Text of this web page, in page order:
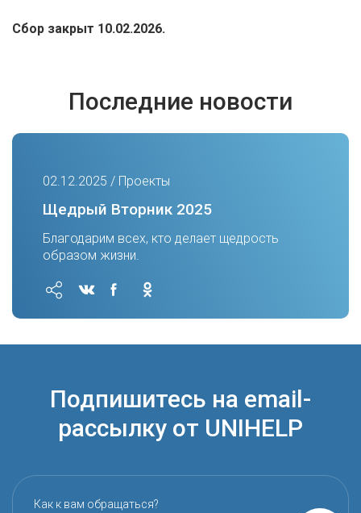
Сбор закрыт 10.02.2026.
Последние новости
02.12.2025 / Проекты
Щедрый Вторник 2025
Благодарим всех, кто делает щедрость
образом жизни.
Подпишитесь на email-
рассылку от UNIHELP
Как к вам обращаться?